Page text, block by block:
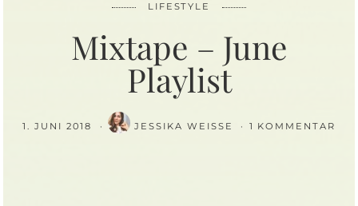
LIFESTYLE
Mixtape – June
Playlist
1. JUNI 2018 JESSIKA WEISSE 1 KOMMENTAR